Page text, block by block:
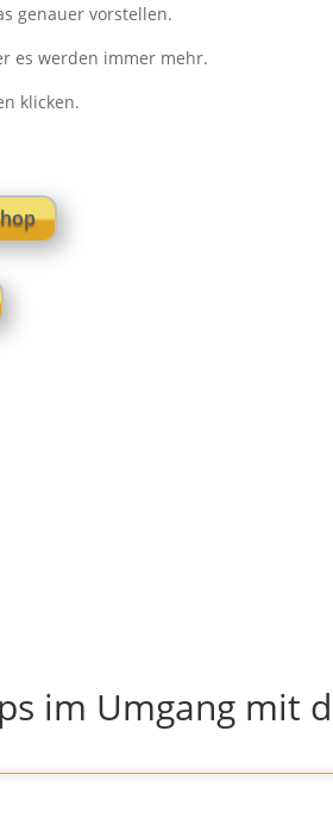
genauer vorstellen.
es werden immer mehr.
klicken.
im Umgang mit